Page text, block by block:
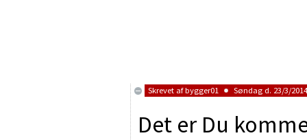
Skrevet afbygger01 Søndag d. 23/3/
Det er Du